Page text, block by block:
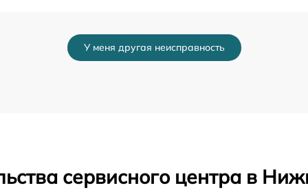
от 60 мин
У меня другая неисправность
сервисного центра в